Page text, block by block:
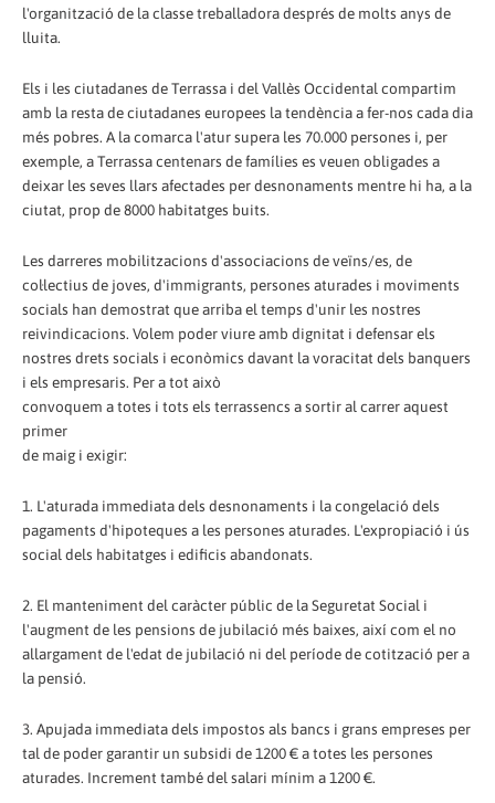
l'organització de la classe treballadora després de molts anys de
lluita.
Els i les ciutadanes de Terrassa i del Vallès Occidental compartim
amb la resta de ciutadanes europees la tendència a fer-nos cada dia
més pobres. A la comarca l'atur supera les 70.000 persones i, per
exemple, a Terrassa centenars de famílies es veuen obligades a
deixar les seves llars afectades per desnonaments mentre hi ha, a la
ciutat, prop de 8000 habitatges buits.
Les darreres mobilitzacions d'associacions de veïns/es, de
col·lectius de joves, d'immigrants, persones aturades i moviments
socials han demostrat que arriba el temps d'unir les nostres
reivindicacions. Volem poder viure amb dignitat i defensar els
nostres drets socials i econòmics davant la voracitat dels banquers
i els empresaris. Per a tot això
convoquem a totes i tots els terrassencs a sortir al carrer aquest
primer
de maig i exigir:
1. L'aturada immediata dels desnonaments i la congelació dels
pagaments d'hipoteques a les persones aturades. L'expropiació i ús
social dels habitatges i edificis abandonats.
2. El manteniment del caràcter públic de la Seguretat Social i
l'augment de les pensions de jubilació més baixes, així com el no
allargament de l'edat de jubilació ni del període de cotització per a
la pensió.
3. Apujada immediata dels impostos als bancs i grans empreses per
tal de poder garantir un subsidi de 1200 € a totes les persones
aturades. Increment també del salari mínim a 1200 €.